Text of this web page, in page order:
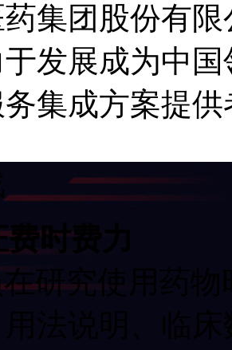
集团股份有
力于发展成为中
集成方案提供
时费力
研究使用药物时
用法说明、